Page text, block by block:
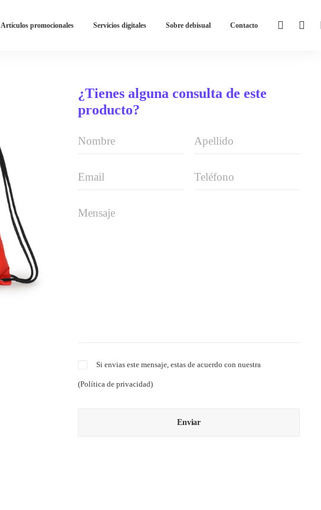
Artículos promocionales Servicios digitales Sobre debisual Contacto
¿Tienes alguna consulta de este
producto?
Si envias este mensaje, estas de acuerdo con nuestra
(Política de privacidad)